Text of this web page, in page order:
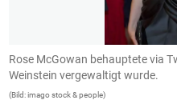
Rose McGowan behauptete via
Weinstein vergewaltigt wurde.
(Bild: imago stock & people)